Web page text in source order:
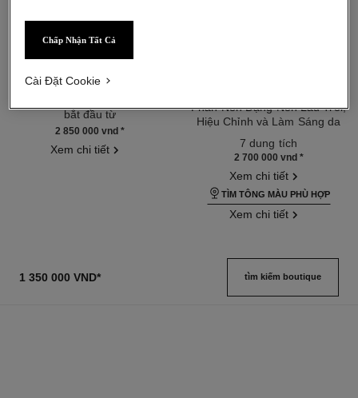
Tham chiếu 126260
bắt đầu từ
2 850 000 vnd *
Xem chi tiết
Phấn Nền Dạng Nén Lâu Trôi,
Hiệu Chỉnh và Làm Sáng da
7 dung tích
2 700 000 vnd *
Xem chi tiết
TÌM TÔNG MÀU PHÙ HỢP
Xem chi tiết
1 350 000 VND* tìm kiếm boutique
Chấp Nhận Tất Cả
Cài Đặt Cookie